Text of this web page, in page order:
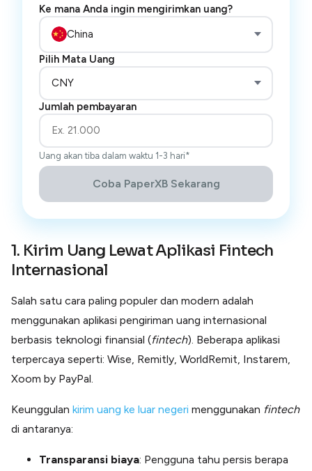
Ke mana Anda ingin mengirimkan uang?
China
Pilih Mata Uang
CNY
Jumlah pembayaran
Uang akan tiba dalam waktu 1-3 hari*
Nilai Kurs
-
Nominal Pembayaran
-
Biaya Transaksi
Biaya Layanan
Coba PaperXB Sekarang
1. Kirim Uang Lewat Aplikasi Fintech
Internasional
Salah satu cara paling populer dan modern adalah
menggunakan aplikasi pengiriman uang internasional
berbasis teknologi finansial (fintech). Beberapa aplikasi
terpercaya seperti: Wise, Remitly, WorldRemit, Instarem,
Xoom by PayPal.
Keunggulan kirim uang ke luar negeri menggunakan fintech
di antaranya:
Transparansi biaya: Pengguna tahu persis berapa